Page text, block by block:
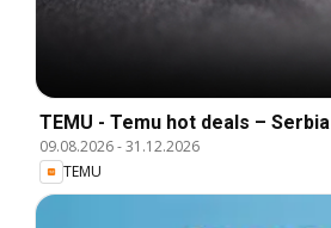
TEMU - Temu hot deals – Serbia
09.08.2026-31.12.2026
TEMU